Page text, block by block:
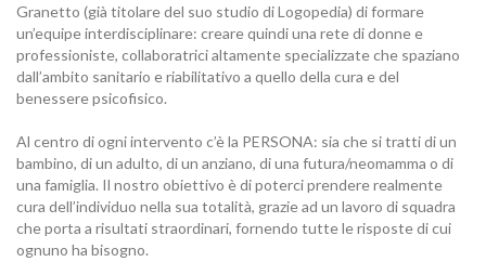
Granetto (già titolare del suo studio di Logopedia) di formare
un’equipe interdisciplinare: creare quindi una rete di donne e
professioniste, collaboratrici altamente specializzate che spaziano
dall’ambito sanitario e riabilitativo a quello della cura e del
benessere psicofisico.
Al centro di ogni intervento c’è la PERSONA: sia che si tratti di un
bambino, di un adulto, di un anziano, di una futura/neomamma o di
una famiglia. Il nostro obiettivo è di poterci prendere realmente
cura dell’individuo nella sua totalità, grazie ad un lavoro di squadra
che porta a risultati straordinari, fornendo tutte le risposte di cui
ognuno ha bisogno.